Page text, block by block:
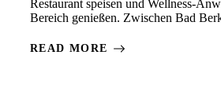
Restaurant speisen und Wellness-
Bereich genießen. Zwischen Bad
READ MORE